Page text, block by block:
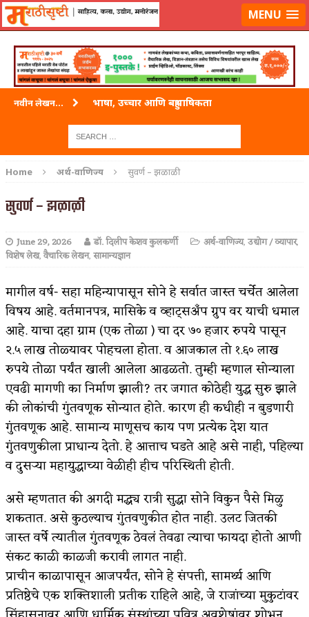
लॉग-इन करा|लेखक नोंदणी कराMENU
नवीन लेखन... भाषा, उच्चार आणि बहुभाषिकता
ताम्र – एक अफलातून धातू (COPPER)
पाटलाची विहीर
पुस्तके बदलायची आहेत तुम्हाला!
किती घोषणांचा पाऊस होता
कसं हुईन तं हू माय…
काळजाचे प्रेत
चमकदार चांदी
आदिवासींचा डॉक्टर, समाजसेवेचा ध्यास : डॉ. राहुल
जोशी
डेंग्यू: ताप उतरला म्हणजे धोका टळला असे नाही!
४ जुलै – इतिहासात घडलेल्या महत्त्वाच्या घटना
सुवर्ण – झळाळी
‘अर्थ’पूर्ण हास्य
अष्टपैलू : खंडू रांगणेकर
Home अर्थ-वाणिज्य सुवर्ण – झळाळी
सुवर्ण – झळाळी
June 29, 2026 डॉ. दिलीप केशव कुलकर्णी अर्थ-वाणिज्य,उद्योग / व्यापार,
विशेष लेख,वैचारिक लेखन,सामान्यज्ञान
मागील वर्ष- सहा महिन्यापासून सोने हे सर्वात जास्त चर्चेत आलेला
विषय आहे. वर्तमानपत्र, मासिके व व्हाट्सअँप ग्रुप वर याची धमाल
आहे. याचा दहा ग्राम (एक तोळा ) चा दर ७० हजार रुपये पासून
२.५ लाख तोळ्यावर पोहचला होता. व आजकाल तो १.६० लाख
रुपये तोळा पर्यंत खाली आलेला आढळतो. तुम्ही म्हणाल सोन्याला
एवढी मागणी का निर्माण झाली? तर जगात कोठेही युद्ध सुरु झाले
की लोकांची गुंतवणूक सोन्यात होते. कारण ही कधीही न बुडणारी
गुंतवणूक आहे. सामान्य माणूसच काय पण प्रत्येक देश यात
गुंतवणुकीला प्राधान्य देतो. हे आत्ताच घडते आहे असे नाही, पहिल्या
व दुसऱ्या महायुद्धाच्या वेळीही हीच परिस्थिती होती.
असे म्हणतात की अगदी मद्ध्य रात्री सुद्धा सोने विकुन पैसे मिळु
शकतात. असे कुठल्याच गुंतवणुकीत होत नाही. उलट जितकी
जास्त वर्षे त्यातील गुंतवणूक ठेवलं तेवढा त्याचा फायदा होतो आणी
संकट काळी काळजी करावी लागत नाही.
प्राचीन काळापासून आजपर्यंत, सोने हे संपत्ती, सामर्थ्य आणि
प्रतिष्ठेचे एक शक्तिशाली प्रतीक राहिले आहे, जे राजांच्या मुकुटांवर